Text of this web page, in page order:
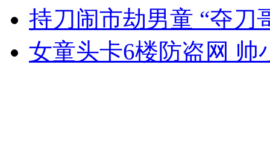
无痛分娩是否安全 医生回应
外交部：反对强权政治霸凌主义
持刀闹市劫男童 “夺刀
女童头卡6楼防盗网 帅